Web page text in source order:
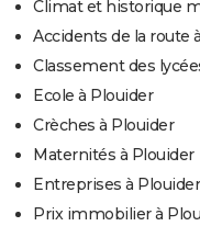
Climat et historique
Accidents de la route
Classement des
Ecole à Plouider
Crèches à Plouider
Maternités à Plouider
Entreprises à Plouider
Prix immobilier à